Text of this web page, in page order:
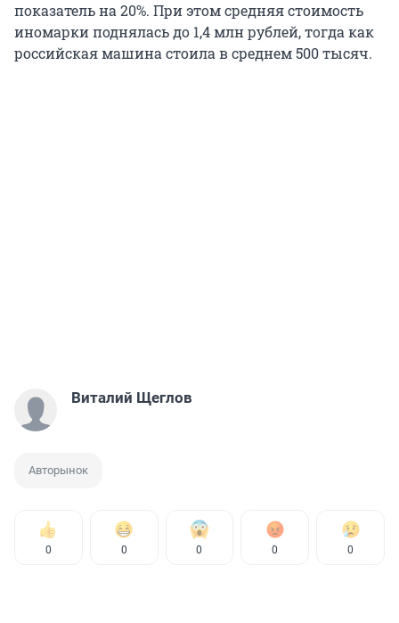
показатель на 20%. При этом средняя стоимость
иномарки поднялась до 1,4 млн рублей, тогда как
российская машина стоила в среднем 500 тысяч.
Виталий Щеглов
Авторынок
0 0 0 0 0